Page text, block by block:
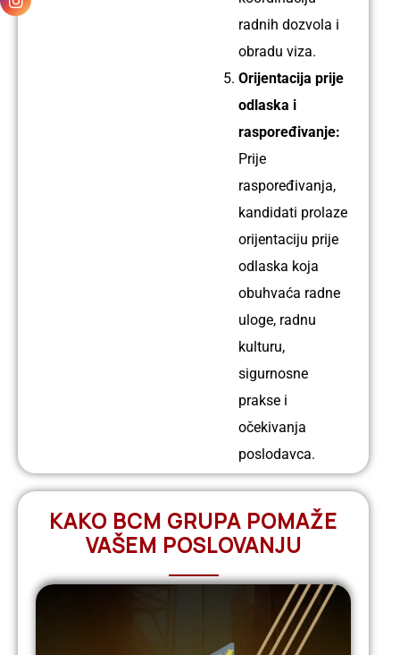
godina
Ime:
Harish
Električar
Iskustvo:
11
godina
Ime:
Lalbabu
Profil:
Električar
Iskustvo:
11
godina
Ime:
Anoj
Profil:
radnih dozvola i
obradu viza.
Orijentacija prije
odlaska i
raspoređivanje:
Prije
raspoređivanja,
kandidati prolaze
orijentaciju prije
odlaska koja
obuhvaća radne
uloge, radnu
kulturu,
sigurnosne
prakse i
očekivanja
poslodavca.
KAKO BCM GRUPA POMAŽE
VAŠEM POSLOVANJU